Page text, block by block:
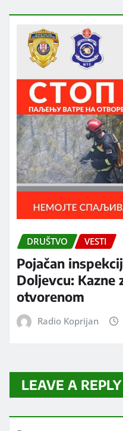
DRUŠTVO VESTI
Pojačan
Doljevcu: Kazne
otvorenom
Radio Koprijan
LEAVE A REPLY